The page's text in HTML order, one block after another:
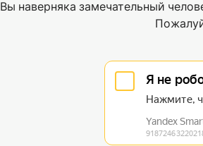
Вы наверняка замечательный